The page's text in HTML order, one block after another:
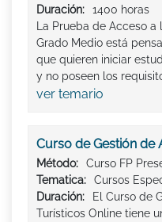
Duración:
1400 horas
La Prueba de Acceso
Grado Medio está
que quieren iniciar
y no poseen los
ver temario
Curso de Gestión de
Método:
Curso FP
Tematica:
Cursos
Duración:
El Curso de
Turísticos Online tiene